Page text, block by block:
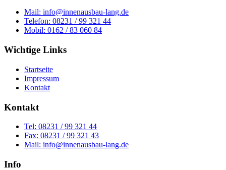
Mail: info@innenausbau-lang.de
Telefon: 08231 / 99 321 44
Mobil: 0162 / 83 060 84
Wichtige Links
Startseite
Impressum
Kontakt
Kontakt
Tel: 08231 / 99 321 44
Fax: 08231 / 99 321 43
Mail: info@innenausbau-lang.de
Info